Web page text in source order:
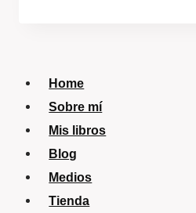
Home
Sobre mí
Mis libros
Blog
Medios
Tienda